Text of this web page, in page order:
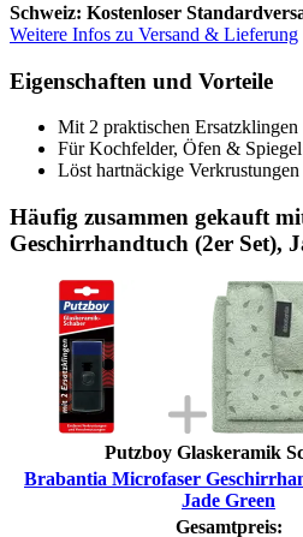
Schweiz: Kostenloser
Weitere Infos zu Versand & Lieferung
Eigenschaften und Vorteile
Mit 2 praktischen Ersatzklingen
Für Kochfelder, Öfen & Spiegel
Löst hartnäckige Verkrustungen
Häufig zusammen gekauft
Geschirrhandtuch (2er Set),
Putzboy Glaskeramik
Brabantia Microfaser
Jade Green
Gesamtpreis: